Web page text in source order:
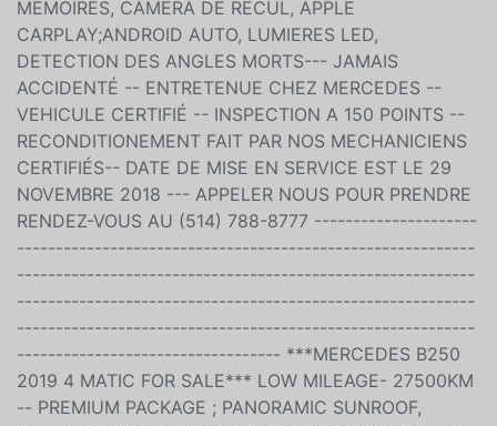
PANORAMIQUE, SIEGES CHAUFFANTS, SIEGES
MEMOIRES, CAMERA DE RECUL, APPLE
CARPLAY;ANDROID AUTO, LUMIERES LED,
DETECTION DES ANGLES MORTS--- JAMAIS
ACCIDENTÉ -- ENTRETENUE CHEZ MERCEDES --
VEHICULE CERTIFIÉ -- INSPECTION A 150 POINTS --
RECONDITIONEMENT FAIT PAR NOS MECHANICIENS
CERTIFIÉS-- DATE DE MISE EN SERVICE EST LE 29
NOVEMBRE 2018 --- APPELER NOUS POUR PRENDRE
RENDEZ-VOUS AU (514) 788-8777 ---------------------
-----------------------------------------------------------
-----------------------------------------------------------
-----------------------------------------------------------
-----------------------------------------------------------
---------------------------------- ***MERCEDES B250
2019 4 MATIC FOR SALE*** LOW MILEAGE- 27500KM